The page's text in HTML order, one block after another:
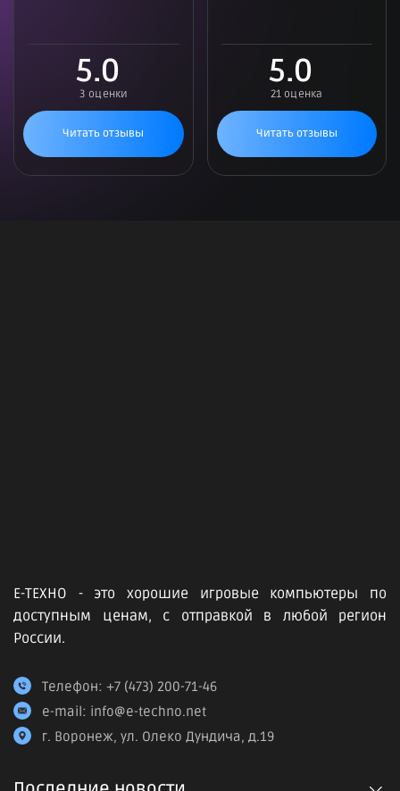
5.0
3 оценки
Читать отзывы
5.0
21 оценка
Читать отзывы
Е-ТЕХНО - это хорошие игровые компьютеры по
доступным ценам, с отправкой в любой регион
России.
Телефон: +7 (473) 200-71-46
e-mail: info@e-techno.net
г. Воронеж, ул. Олеко Дундича, д.19